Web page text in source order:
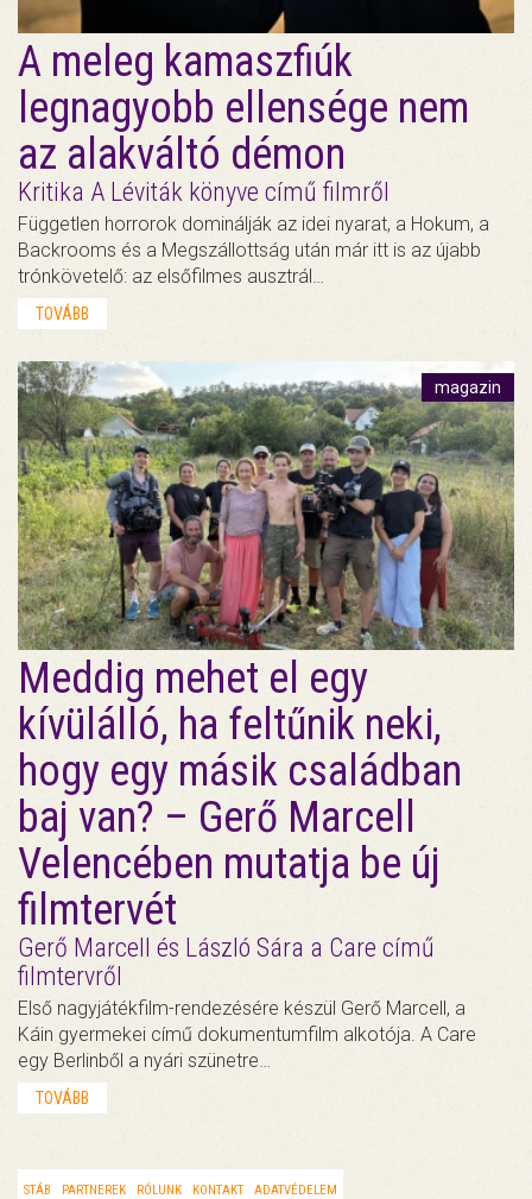
A meleg kamaszfiúk
legnagyobb ellensége nem
az alakváltó démon
Kritika A Léviták könyve című filmről
Független horrorok dominálják az idei nyarat, a Hokum, a
Backrooms és a Megszállottság után már itt is az újabb
trónkövetelő: az elsőfilmes ausztrál…
TOVÁBB
magazin
Meddig mehet el egy
kívülálló, ha feltűnik neki,
hogy egy másik családban
baj van? – Gerő Marcell
Velencében mutatja be új
filmtervét
Gerő Marcell és László Sára a Care című
filmtervről
Első nagyjátékfilm-rendezésére készül Gerő Marcell, a
Káin gyermekei című dokumentumfilm alkotója. A Care
egy Berlinből a nyári szünetre…
TOVÁBB
STÁB PARTNEREK RÓLUNK KONTAKT ADATVÉDELEM